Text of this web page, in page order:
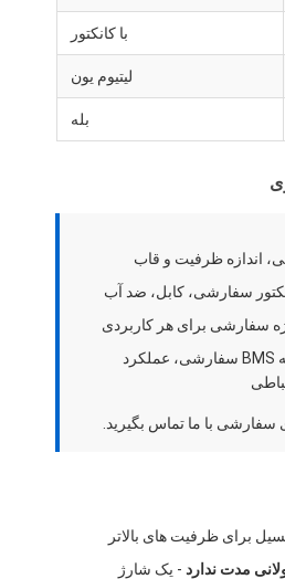
با کانکتور
لیتیوم یون
بله
اندازه ظرفیت و قاب
سفارشی، کابل، ضد آب
سفارشی برای هر کاربردی
جریان شارژ و تخلیه BMS سفارشی، عملکرد
سفارشی با ما تماس بگیرید.
برای ظرفیت های بالاتر
مدت ندارد - یک شارژ